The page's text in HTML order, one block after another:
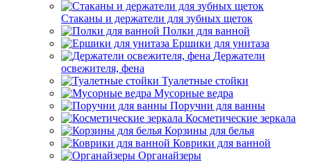
Стаканы и держатели для зубных щеток
Полки для ванной
Ершики для унитаза
Держатели
освежителя, фена
Туалетные стойки
Мусорные ведра
Поручни для ванны
Косметические зеркала
Корзины для белья
Коврики для ванной
Органайзеры